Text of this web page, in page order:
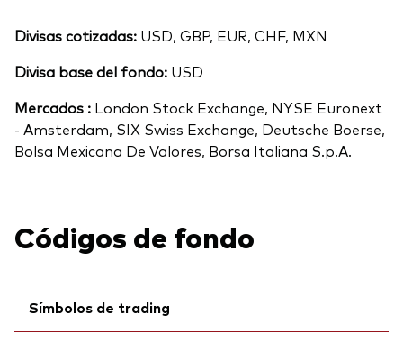
Divisas cotizadas: USD, GBP, EUR, CHF, MXN
Divisa base del fondo: USD
Mercados : London Stock Exchange, NYSE Euronext
- Amsterdam, SIX Swiss Exchange, Deutsche Boerse,
Bolsa Mexicana De Valores, Borsa Italiana S.p.A.
Códigos de fondo
Símbolos de trading